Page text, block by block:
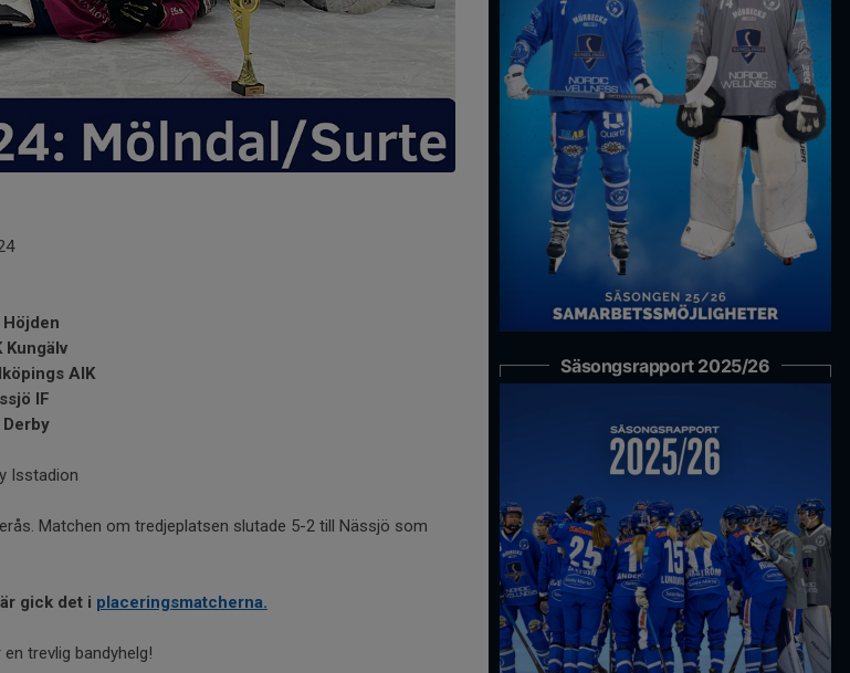
Höjden
Kungälv
AIK
IF
Derby
Isstadion
Matchen om tredjeplatsen slutade 5-2 till Nässjö som
gick det i placeringsmatcherna.
trevlig bandyhelg!
Säsongsrapport 2025/26